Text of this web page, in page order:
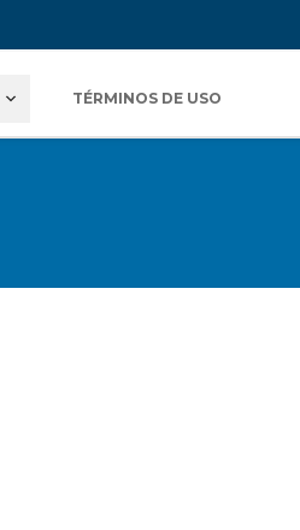
TÉRMINOS DE USO